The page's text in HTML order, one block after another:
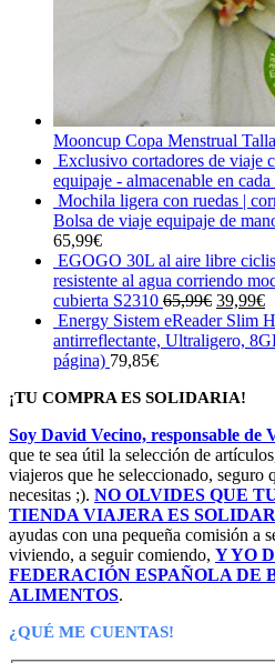
Mooncup Copa Menstrual
Exclusivo cortadores de viaje
equipaje - almacenable en cada
Mochila ligera con ruedas |
Bolsa de viaje equipaje de
65,99€
EGOGO 30L al aire libre
resistente al agua corriendo
cubierta S2310 65,99€ El
precio
original
39,99€El
Energy Sistem eReader Slim
antirreflectante, Ultraligero,
página) 79,85€
¡TU COMPRA ES SOLIDARIA!
Soy David Vecino, responsable de
que te sea útil la selección de
viajeros que he seleccionado, seguro
necesitas ;). NO OLVIDES QUE
TIENDA VIAJERA ES
ayudas con una pequeña comisión a
viviendo, a seguir comiendo, Y YO
FEDERACIÓN ESPAÑOLA DE
ALIMENTOS.
¿QUÉ ME CUENTAS!